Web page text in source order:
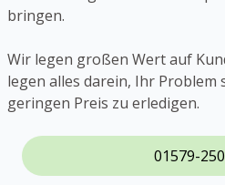
bringen.
Wir legen großen Wert auf
legen alles darein, Ihr Problem
geringen Preis zu erledigen.
01579-